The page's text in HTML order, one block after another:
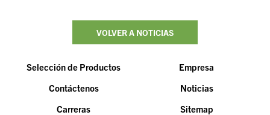
VOLVER A NOTICIAS
Selección de Productos
Empresa
Contáctenos
Noticias
Carreras
Sitemap